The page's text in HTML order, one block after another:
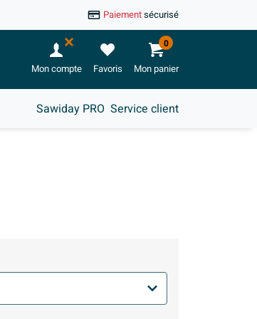
Paiementsécurisé
Mon compte Favoris Mon panier
0
Sawiday PRO Service client